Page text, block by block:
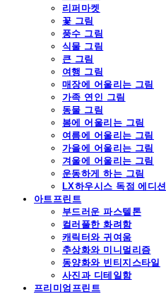
리퍼마켓
꽃 그림
풍수 그림
식물 그림
큰 그림
여행 그림
매장에 어울리는 그림
가족 연인 그림
동물 그림
봄에 어울리는 그림
여름에 어울리는 그림
가을에 어울리는 그림
겨울에 어울리는 그림
운동하게 하는 그림
LX하우시스 독점 에디션
아트프린트
부드러운 파스텔톤
컬러풀한 화려함
캐릭터와 귀여움
추상화와 미니멀리즘
동양화와 빈티지스타일
사진과 디테일함
프리미엄프린트